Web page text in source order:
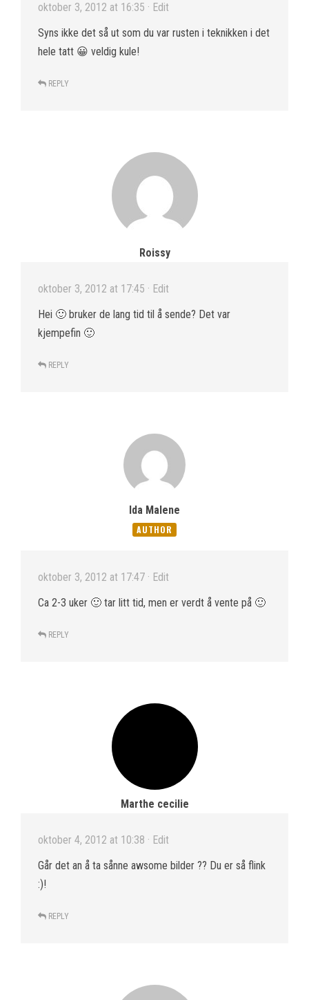
oktober 3, 2012 at 16:35 · Edit
Syns ikke det så ut som du var rusten i teknikken i det
hele tatt 😀 veldig kule!
REPLY
Roissy
oktober 3, 2012 at 17:45 · Edit
Hei 🙂 bruker de lang tid til å sende? Det var
kjempefin 🙂
REPLY
Ida Malene
AUTHOR
oktober 3, 2012 at 17:47 · Edit
Ca 2-3 uker 🙂 tar litt tid, men er verdt å vente på 🙂
REPLY
Marthe cecilie
oktober 4, 2012 at 10:38 · Edit
Går det an å ta sånne awsome bilder ?? Du er så flink
:)!
REPLY